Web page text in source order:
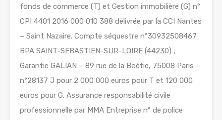
fonds de commerce (T) et Gestion immobilière (G) n°
CPI 4401 2016 000 010 388 délivrée par la CCI Nantes
– Saint Nazaire. Compte séquestre n°30932508467
BPA SAINT-SEBASTIEN-SUR-LOIRE (44230) ;
Garantie GALIAN – 89 rue de la Boétie, 75008 Paris –
n°28137 J pour 2 000 000 euros pour T et 120 000
euros pour G. Assurance responsabilité civile
professionnelle par MMA Entreprise n° de police